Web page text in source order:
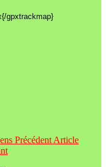
gpxtrackmap}
Précédent Article